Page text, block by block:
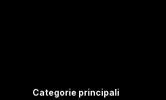
Categorie principali